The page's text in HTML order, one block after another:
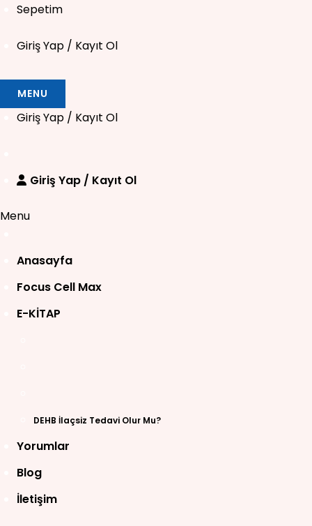
Sepetim
Giriş Yap / Kayıt Ol
MENU
Giriş Yap / Kayıt Ol
Giriş Yap / Kayıt Ol
Menu
Anasayfa
Focus Cell Max
E-KİTAP
DEHB İlaçsiz Tedavi Olur Mu?
Yorumlar
Blog
İletişim